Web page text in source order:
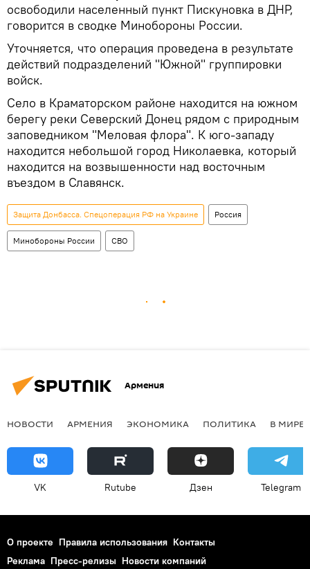
освободили населенный пункт Пискуновка в ДНР,
говорится в сводке Минобороны России.
Уточняется, что операция проведена в результате
действий подразделений "Южной" группировки
войск.
Село в Краматорском районе находится на южном
берегу реки Северский Донец рядом с природным
заповедником "Меловая флора". К юго-западу
находится небольшой город Николаевка, который
находится на возвышенности над восточным
въездом в Славянск.
Защита Донбасса. Спецоперация РФ на Украине Россия
Минобороны России СВО
Армения
НОВОСТИ АРМЕНИЯ ЭКОНОМИКА ПОЛИТИКА В МИРЕ
VK Rutube Дзен Telegram
О проекте Правила использования Контакты
Реклама Пресс-релизы Новости компаний